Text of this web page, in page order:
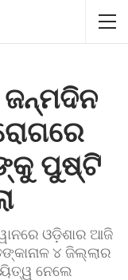
ଜନ୍ମଦିନ
ପୁଷ୍ଟି
ଓଡ଼ିଶାର ଆଜି
୪ ଜିଲ୍ଲାର
ନେଲେ